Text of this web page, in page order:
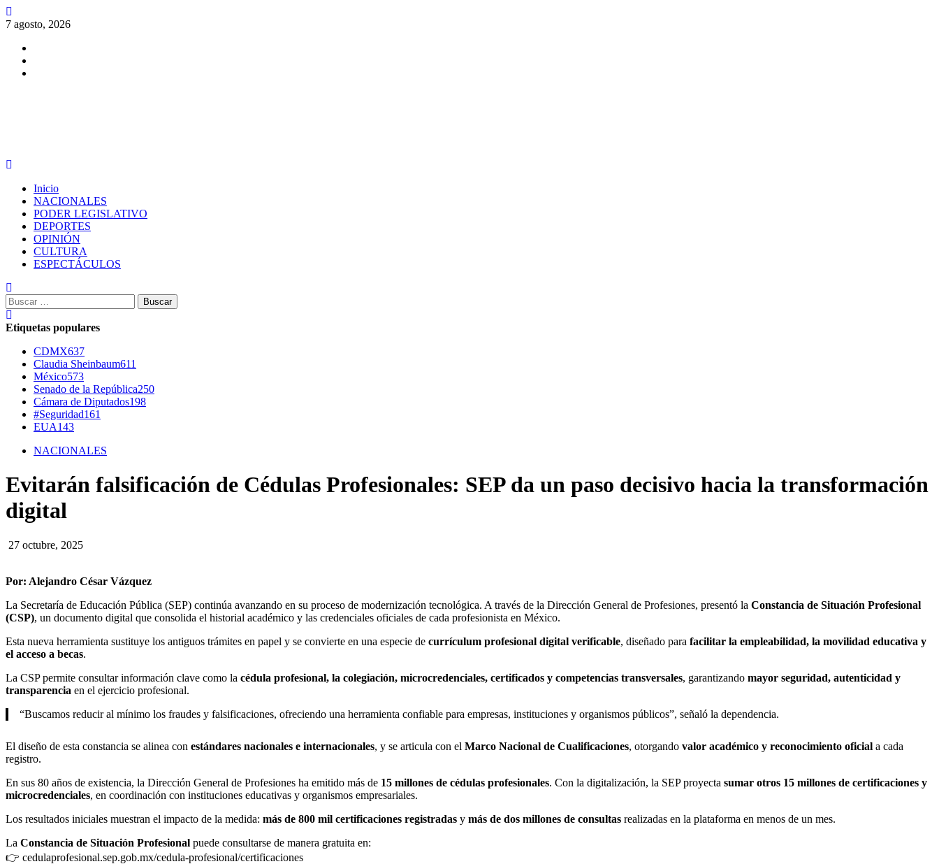
Saltar
al
7 agosto, 2026
Inicio
NACIONALES
PODER LEGISLATIVO
DEPORTES
OPINIÓN
CULTURA
ESPECTÁCULOS
Buscar:
Etiquetas populares
CDMX637
Claudia Sheinbaum611
México573
Senado de la República250
Cámara de Diputados198
#Seguridad161
EUA143
NACIONALES
Evitarán falsificación de Cédulas Profesionales: SEP da un paso decisivo hacia la transformación
digital
27 octubre, 2025
Por: Alejandro César Vázquez
La Secretaría de Educación Pública (SEP) continúa avanzando en su proceso de modernización tecnológica. A través de la Dirección General de Profesiones, presentó la Constancia de Situación Profesional
(CSP), un documento digital que consolida el historial académico y las credenciales oficiales de cada profesionista en México.
Esta nueva herramienta sustituye los antiguos trámites en papel y se convierte en una especie de currículum profesional digital verificable, diseñado para facilitar la empleabilidad, la movilidad educativa y
el acceso a becas.
La CSP permite consultar información clave como la cédula profesional, la colegiación, microcredenciales, certificados y competencias transversales, garantizando mayor seguridad, autenticidad y
transparencia en el ejercicio profesional.
“Buscamos reducir al mínimo los fraudes y falsificaciones, ofreciendo una herramienta confiable para empresas, instituciones y organismos públicos”, señaló la dependencia.
El diseño de esta constancia se alinea con estándares nacionales e internacionales, y se articula con el Marco Nacional de Cualificaciones, otorgando valor académico y reconocimiento oficial a cada
registro.
En sus 80 años de existencia, la Dirección General de Profesiones ha emitido más de 15 millones de cédulas profesionales. Con la digitalización, la SEP proyecta sumar otros 15 millones de certificaciones y
microcredenciales, en coordinación con instituciones educativas y organismos empresariales.
Los resultados iniciales muestran el impacto de la medida: más de 800 mil certificaciones registradas y más de dos millones de consultas realizadas en la plataforma en menos de un mes.
La Constancia de Situación Profesional puede consultarse de manera gratuita en:
👉 cedulaprofesional.sep.gob.mx/cedula-profesional/certificaciones